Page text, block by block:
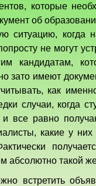
которые
об
ситуацию, когда
не могут
кандидатам,
зато имеют
как
случаи, когда
и все равно
какие у
абсолютно такой
встретить